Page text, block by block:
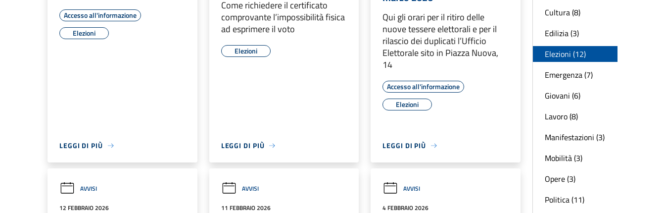
Accesso all'informazione
Elezioni
LEGGI DI PIÙ
Come richiedere il certificato
comprovante l’impossibilità fisica
ad esprimere il voto
Elezioni
LEGGI DI PIÙ
Qui gli orari per il ritiro delle
nuove tessere elettorali e per il
rilascio dei duplicati l’Ufficio
Elettorale sito in Piazza Nuova,
14
Accesso all'informazione
Elezioni
LEGGI DI PIÙ
AVVISI
12 FEBBRAIO 2026
AVVISI
11 FEBBRAIO 2026
AVVISI
4 FEBBRAIO 2026
Cultura (8)
Edilizia (3)
Elezioni (12)
Emergenza (7)
Giovani (6)
Lavoro (8)
Manifestazioni (3)
Mobilità (3)
Opere (3)
Politica (11)